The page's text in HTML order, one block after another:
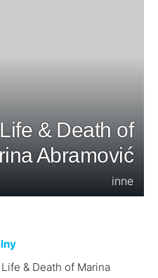
& Death of
Abramović
inne
& Death of Marina